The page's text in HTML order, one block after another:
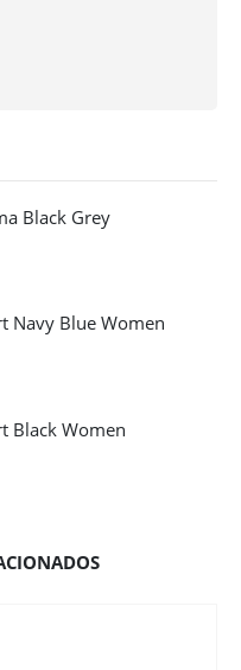
Black Grey
Navy Blue Women
Black Women